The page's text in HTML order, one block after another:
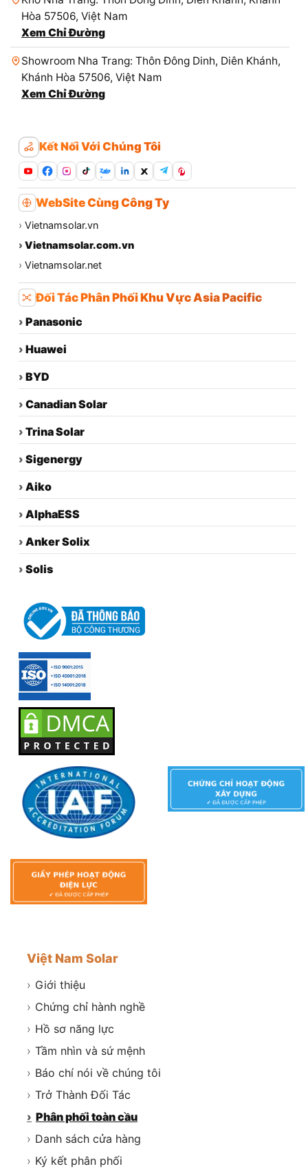
Hòa 57506, Việt Nam
Xem Chỉ Đường
Showroom Nha Trang: Thôn Đông Dinh, Diên Khánh,
Khánh Hòa 57506, Việt Nam
Xem Chỉ Đường
Kết Nối Với Chúng Tôi
Zalo
WebSite Cùng Công Ty
› Vietnamsolar.vn
› Vietnamsolar.com.vn
› Vietnamsolar.net
Đối Tác Phân Phối Khu Vực Asia Pacific
› Panasonic
› Huawei
› BYD
› Canadian Solar
› Trina Solar
› Sigenergy
› Aiko
› AlphaESS
› Anker Solix
› Solis
Việt Nam Solar
› Giới thiệu
› Chứng chỉ hành nghề
› Hồ sơ năng lực
› Tầm nhìn và sứ mệnh
› Báo chí nói về chúng tôi
› Trở Thành Đối Tác
› Phân phối toàn cầu
› Danh sách cửa hàng
› Ký kết phân phối